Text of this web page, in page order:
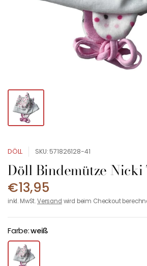
DÖLL SKU: 571826128-41
Döll Bindemütze
€13,95
inkl. MwSt.Versand wird beim Checkout
Farbe:weiß